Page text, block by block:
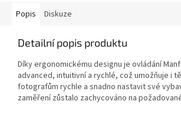
Popis Diskuze
Detailní popis produktu
Díky ergonomickému designu je ovládání
advanced, intuitivní a rychlé, což umožňuje i
fotografům rychle a snadno nastavit své
zaměření zůstalo zachycováno na